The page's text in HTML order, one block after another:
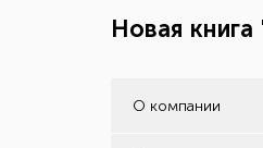
Новая
О компании